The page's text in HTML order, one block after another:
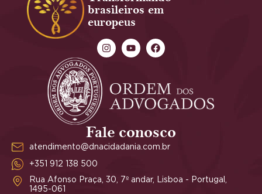
brasileiros em
europeus
Fale conosco
atendimento@dnacidadania.com.br
+351 912 138 500
Rua Afonso Praça, 30, 7º andar, Lisboa - Portugal,
1495-061